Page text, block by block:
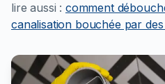
lire aussi : comment
canalisation bouchée par